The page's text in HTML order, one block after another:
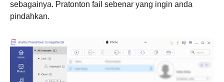
sebagainya. Pratonton fail sebenar yang ingin anda
pindahkan.